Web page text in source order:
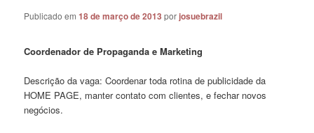
Publicado em18 de março de 2013 porjosuebrazil
Coordenador de Propaganda e Marketing
Descrição da vaga: Coordenar toda rotina de publicidade da
HOME PAGE, manter contato com clientes, e fechar novos
negócios.